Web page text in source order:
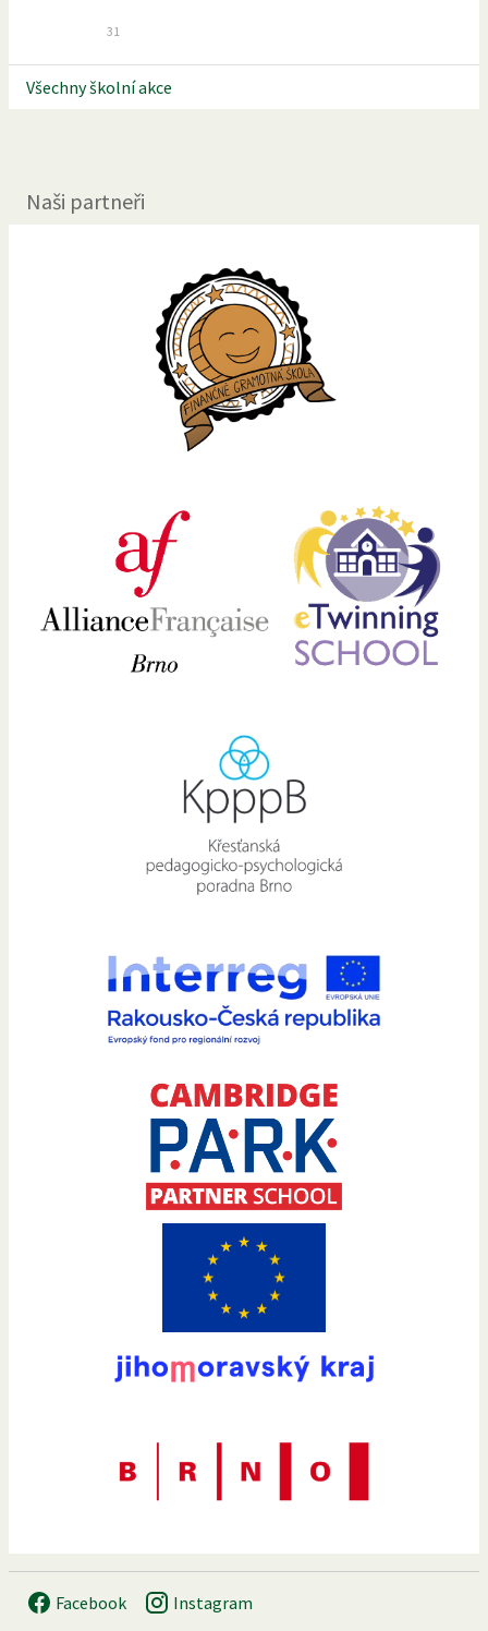
31
Všechny školní akce
Naši partneři
Facebook Instagram